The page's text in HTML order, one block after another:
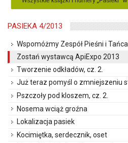
PASIEKA 4/2013
Wspomóżmy Zespół Pieśni i
Zostań wystawcą ApiExpo 2013
Tworzenie odkładów, cz. 2.
Już teraz pomyśl o zmniejszeniu
Pszczoły pod kloszem, cz. 2.
Nosema wciąż groźna
Lokalizacja pasiek
Kocimiętka, serdecznik, oset